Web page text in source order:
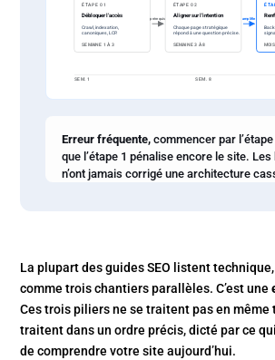
SEM. 1 SEM. 8
ÉTAPE 01
Débloquer l’accès
Crawl, indexation,
canoniques, LCP.
SEMAINE 1 À 3
prérequis
ÉTAPE 02
Aligner sur l’intention
Chaque page stratégique
répond à une question précise.
SEMAINE 3 À 8
amplifie
Erreur fréquente, commencer par
que l’étape 1 pénalise encore le site.
n’ont jamais corrigé une architecture
La plupart des guides SEO listent
comme trois chantiers parallèles. C’est une
Ces trois piliers ne se traitent pas en même
traitent dans un ordre précis, dicté par ce
de comprendre votre site aujourd’hui.